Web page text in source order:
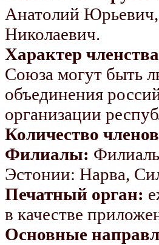
Анатолий
Николаевич.
Характер
Союза могут быть
объединения
организации
Количество
Филиалы:
Эстонии: Нарва,
Печатный орган:
в качестве
Основные